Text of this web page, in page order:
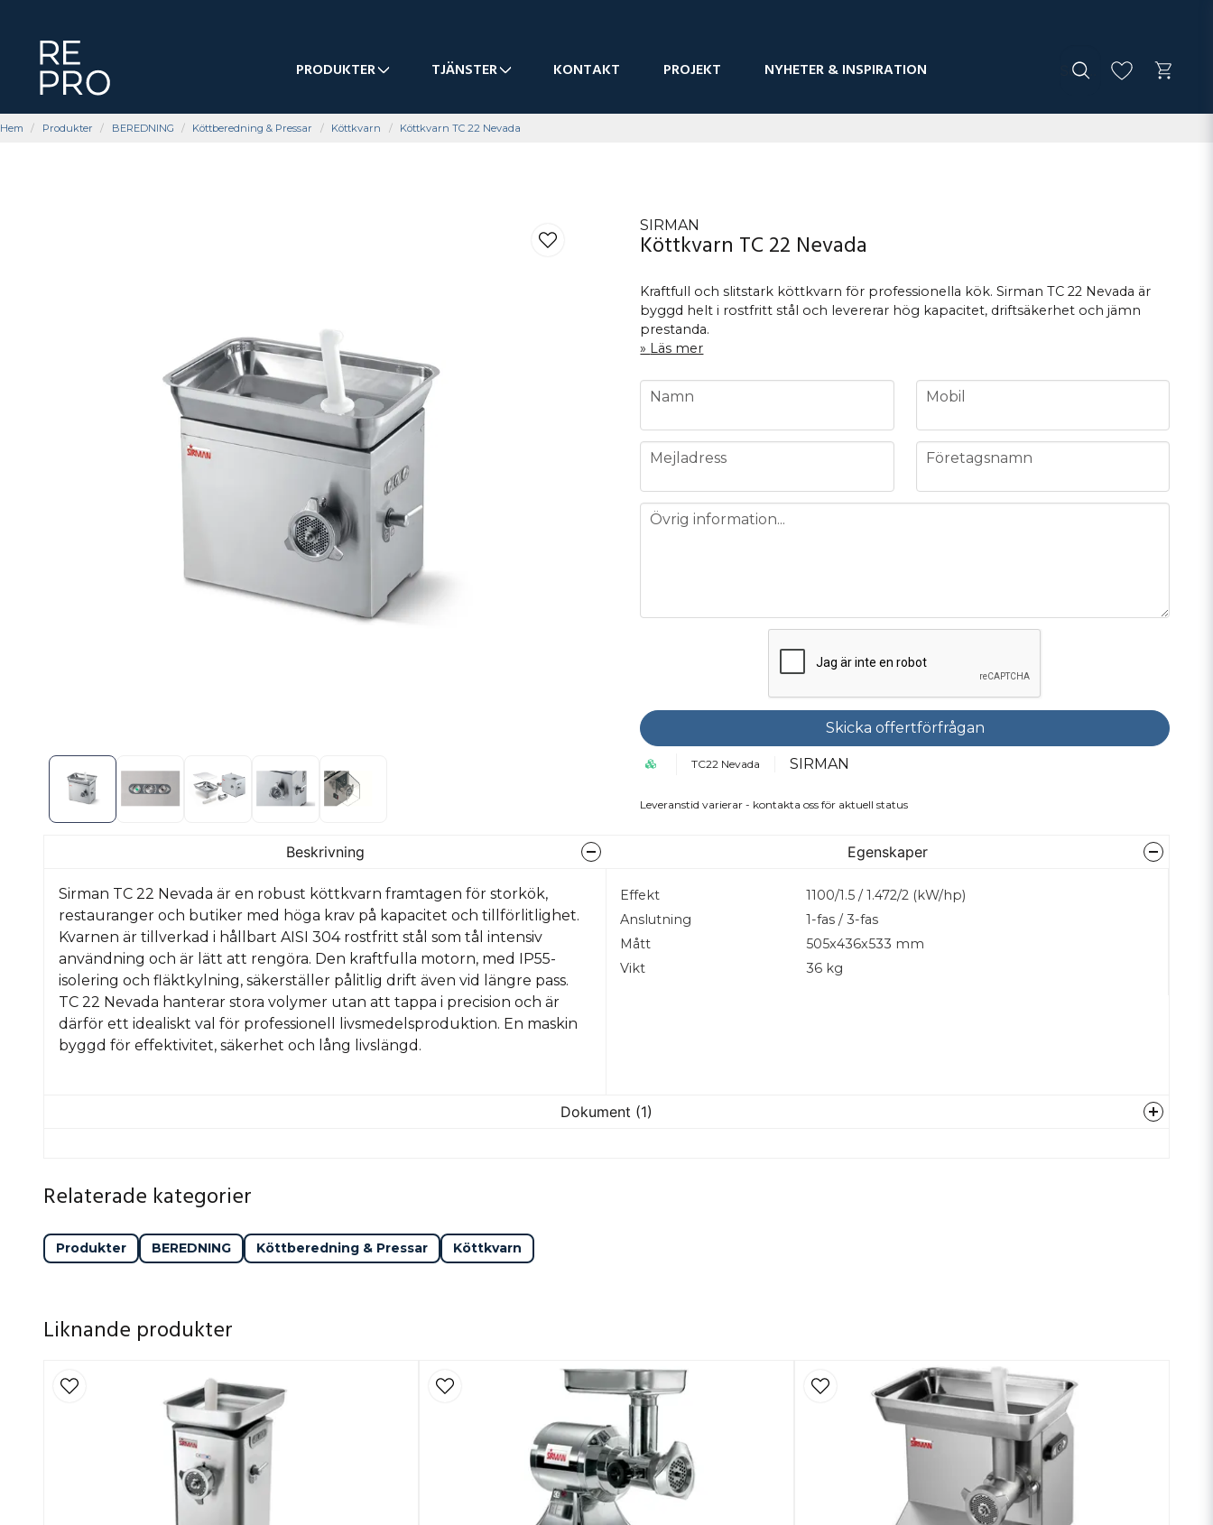
PRODUKTER TJÄNSTER KONTAKT PROJEKT NYHETER & INSPIRATION
Hem Produkter BEREDNING Köttberedning & Pressar Köttkvarn Köttkvarn TC 22 Nevada
SIRMAN
Köttkvarn TC 22 Nevada
Kraftfull och slitstark köttkvarn för professionella kök. Sirman TC 22 Nevada är
byggd helt i rostfritt stål och levererar hög kapacitet, driftsäkerhet och jämn
prestanda.
Läs mer
name
Namn
email
Mejladress
phone
Mobil
company
Företagsnamn
message
Övrig information...
Skicka offertförfrågan
TC22 Nevada SIRMAN
Leveranstid varierar - kontakta oss för aktuell status
Beskrivning
Sirman TC 22 Nevada är en robust köttkvarn framtagen för storkök,
restauranger och butiker med höga krav på kapacitet och tillförlitlighet.
Kvarnen är tillverkad i hållbart AISI 304 rostfritt stål som tål intensiv
användning och är lätt att rengöra. Den kraftfulla motorn, med IP55-
isolering och fläktkylning, säkerställer pålitlig drift även vid längre pass.
TC 22 Nevada hanterar stora volymer utan att tappa i precision och är
därför ett idealiskt val för professionell livsmedelsproduktion. En maskin
byggd för effektivitet, säkerhet och lång livslängd.
Egenskaper
Effekt
1100/1.5 / 1.472/2 (kW/hp)
Anslutning
1-fas / 3-fas
Mått
505x436x533 mm
Vikt
36 kg
Dokument (1)
1.40 MB
Relaterade kategorier
Produkter BEREDNING Köttberedning & Pressar Köttkvarn
Liknande produkter